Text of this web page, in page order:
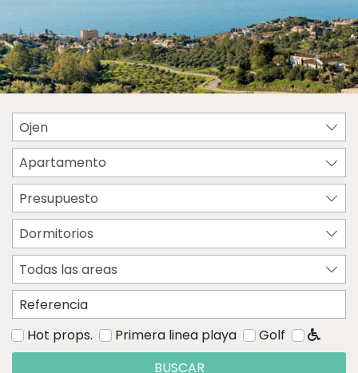
Ojen
Apartamento
Presupuesto
Dormitorios
Todas las areas
Hot props. Primera linea playa
Golf
BUSCAR